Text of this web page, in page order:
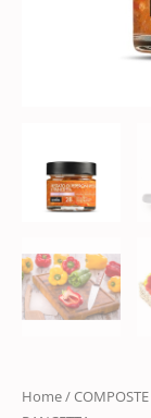
Home/COMPOSTE